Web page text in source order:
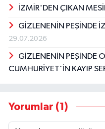
İZMİR'DEN ÇIKAN
GİZLENENİN PEŞİNDE
29.07.2026
GİZLENENİN PEŞİNDE
CUMHURİYET'İN KAYIP
Yorumlar (1)